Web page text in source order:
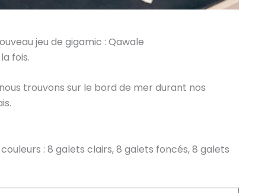
jeu de gigamic : Qawale
fois.
trouvons sur le bord de mer durant nos
: 8 galets clairs, 8 galets foncés, 8 galets